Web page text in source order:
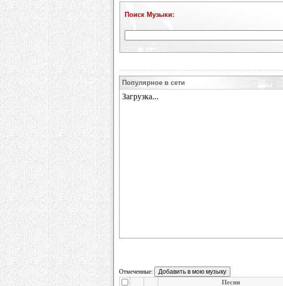
Поиск Музыки:
Популярное в сети
Отмеченные:
Песня